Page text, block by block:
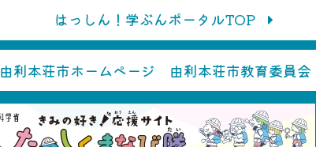
はっしん！学ぶんポータルTOP
由利本荘市ホームページ 由利本荘市教育委員会